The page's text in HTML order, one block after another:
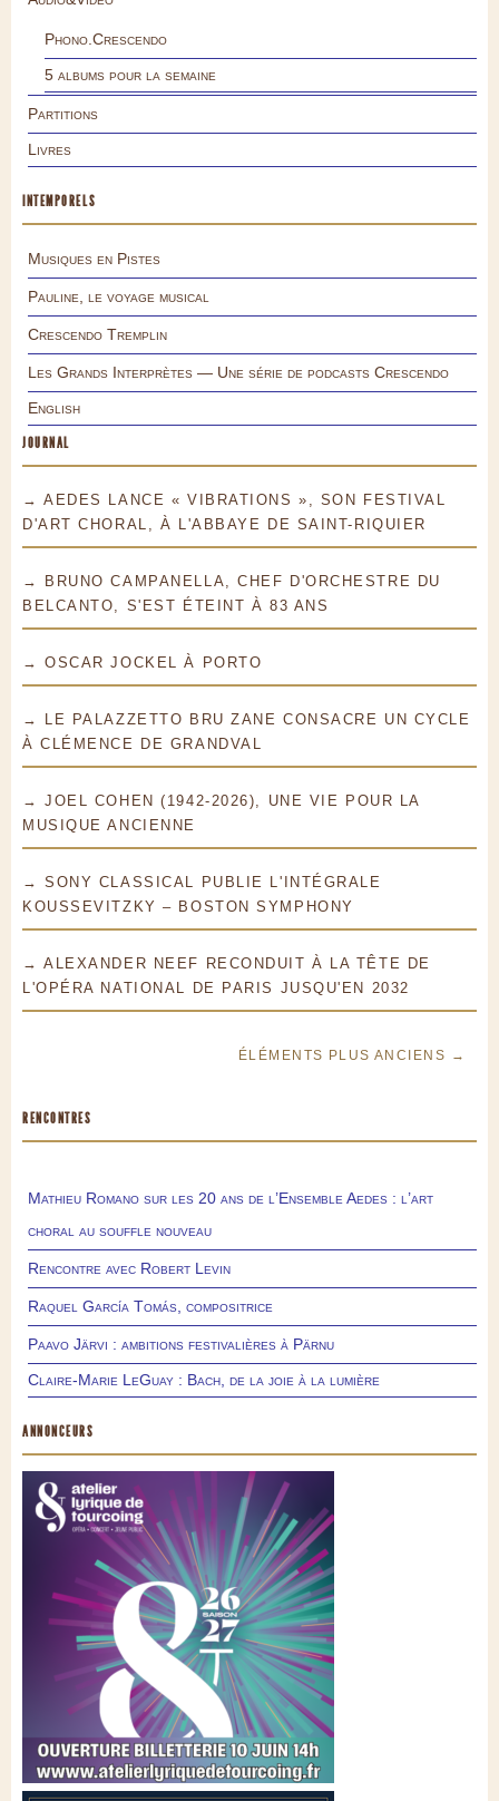
Phono.Crescendo
5 albums pour la semaine
Partitions
Livres
INTEMPORELS
Musiques en Pistes
Pauline, le voyage musical
Crescendo Tremplin
Les Grands Interprètes — Une série de podcasts Crescendo
English
JOURNAL
→ AEDES LANCE « VIBRATIONS », SON FESTIVAL
D'ART CHORAL, À L'ABBAYE DE SAINT-RIQUIER
→ BRUNO CAMPANELLA, CHEF D'ORCHESTRE DU
BELCANTO, S'EST ÉTEINT À 83 ANS
→ OSCAR JOCKEL À PORTO
→ LE PALAZZETTO BRU ZANE CONSACRE UN CYCLE
À CLÉMENCE DE GRANDVAL
→ JOEL COHEN (1942-2026), UNE VIE POUR LA
MUSIQUE ANCIENNE
→ SONY CLASSICAL PUBLIE L'INTÉGRALE
KOUSSEVITZKY – BOSTON SYMPHONY
→ ALEXANDER NEEF RECONDUIT À LA TÊTE DE
L'OPÉRA NATIONAL DE PARIS JUSQU'EN 2032
ÉLÉMENTS PLUS ANCIENS →
RENCONTRES
Mathieu Romano sur les 20 ans de l’Ensemble Aedes : l’art
choral au souffle nouveau
Rencontre avec Robert Levin
Raquel García Tomás, compositrice
Paavo Järvi : ambitions festivalières à Pärnu
Claire-Marie LeGuay : Bach, de la joie à la lumière
ANNONCEURS